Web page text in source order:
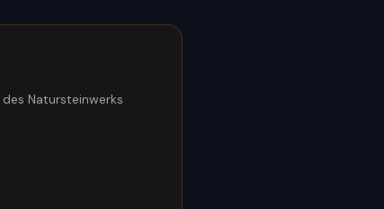
des Natursteinwerks